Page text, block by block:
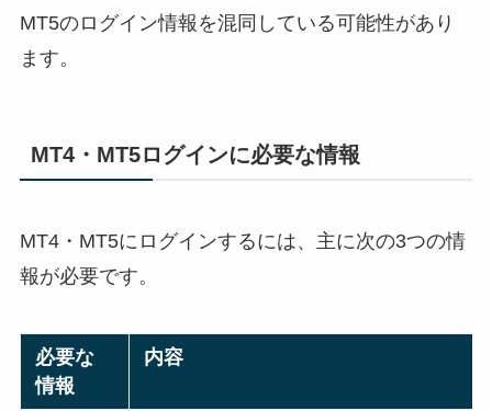
MT5のログイン情報を混同している可能性があり
ます。
MT4・MT5ログインに必要な情報
MT4・MT5にログインするには、主に次の3つの情
報が必要です。
必要な
情報
内容